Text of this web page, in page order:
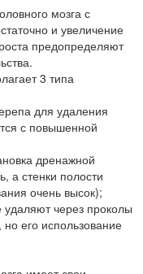
мозга с
и увеличение
предопределяют
3 типа
для удаления
с повышенной
дренажной
а стенки полости
очень высок);
через проколы
его использование